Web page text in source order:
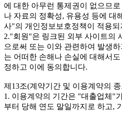
에 대한 아무런 통제권이 없으므
나 자료의 정확성, 유용성 등에 대
사"의 개인정보보호정책이 적용되
2."회원"은 링크된 외부 사이트의
으로써 또는 이와 관련하여 발생
는 어떠한 손해나 손실에 대해서
정하고 이에 동의합니다.
제13조(계약기간 및 이용계약의
1. 이용계약의 기간은 "대출업체"
부터 당해 연도 말일까지로 하고,